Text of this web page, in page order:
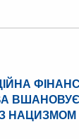
НАЦИЗМОМ